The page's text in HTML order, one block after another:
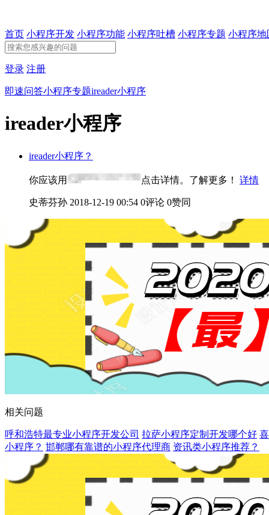
首页 小程序开发 小程序功能 小程序吐槽 小程序专题 小程序地
登录 注册
即速问答小程序专题ireader小程序
ireader小程序
ireader小程序？
你应该用 点击详情。了解更多！ 详情
史蒂芬孙 2018-12-19 00:54 0评论 0赞同
相关问题
呼和浩特最专业小程序开发公司 拉萨小程序定制开发哪个好
小程序？ 邯郸哪有靠谱的小程序代理商 资讯类小程序推荐？